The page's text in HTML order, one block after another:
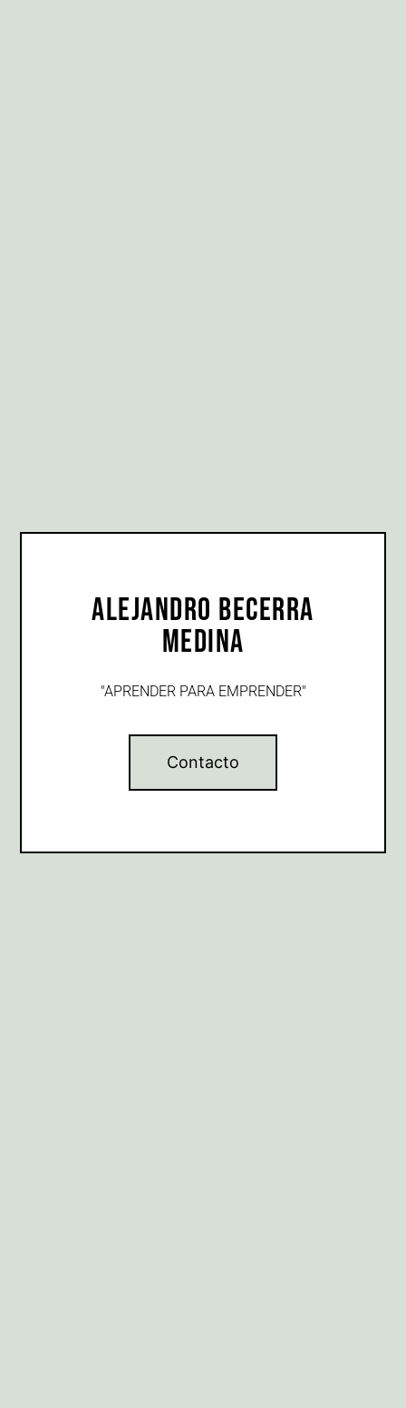
Alejandro Becerra
Medina
"APRENDER PARA EMPRENDER"
Contacto